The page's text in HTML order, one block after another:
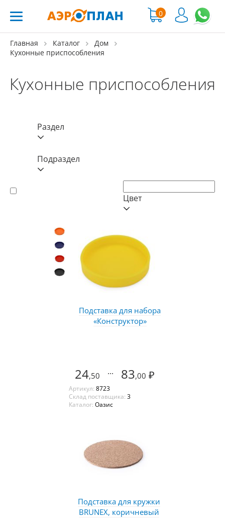
0
Главная Каталог
Дом
Кухонные приспособления
Кухонные приспособления
Раздел
Подраздел
Цвет
Подставка для набора
«Конструктор»
24,50 ... 83,00 ₽
Артикул: 8723
Склад поставщика: 3
Каталог: Оазис
Подставка для кружки
BRUNEX, коричневый